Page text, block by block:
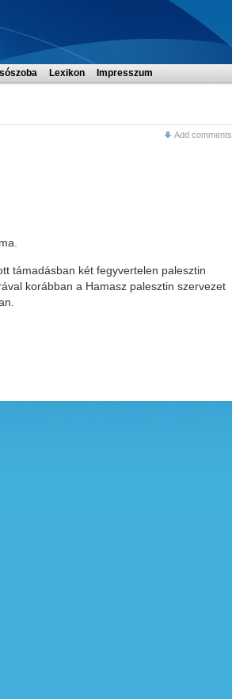
Lexikon Impresszum
Add comments
támadásban két fegyvertelen palesztin
korábban a Hamasz palesztin szervezet